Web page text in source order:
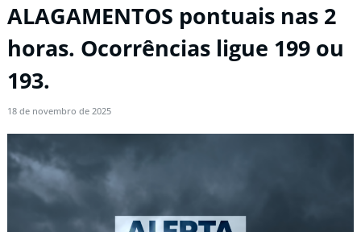
ALAGAMENTOS pontuais nas 2
horas. Ocorrências ligue 199 ou
193.
18 de novembro de 2025